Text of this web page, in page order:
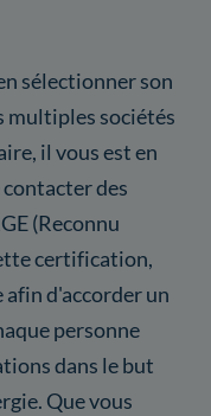
sélectionner son
multiples sociétés
il vous est en
des
(Reconnu
certification,
d'accorder un
personne
dans le but
Que vous